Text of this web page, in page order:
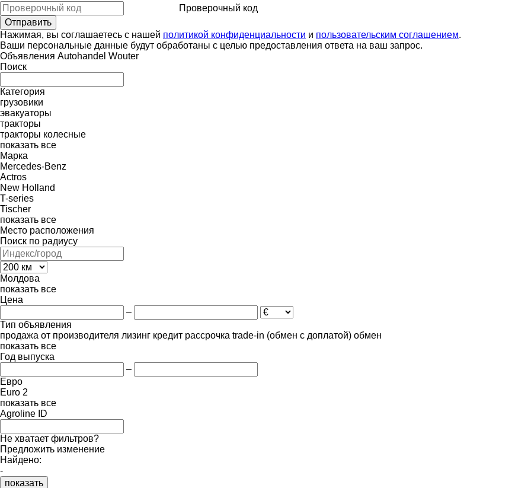
Проверочный код
Нажимая, вы соглашаетесь с нашей политикой конфиденциальности и пользовательским соглашением.
Ваши персональные данные будут обработаны с целью предоставления ответа на ваш запрос.
Объявления Autohandel Wouter
Поиск
Категория
грузовики
эвакуаторы
тракторы
тракторы колесные
показать все
Марка
Mercedes-Benz
Actros
New Holland
T-series
Tischer
показать все
Место расположения
Поиск по радиусу
Молдова
показать все
Цена
–
Тип объявления
продажа от производителя лизинг кредит рассрочка trade-in (обмен с доплатой) обмен
показать все
Год выпуска
–
Евро
Euro 2
показать все
Agroline ID
Не хватает фильтров?
Предложить изменение
Найдено:
-
показать